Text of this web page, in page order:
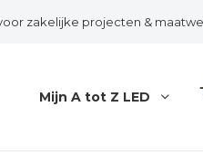
zakelijke projecten &
Mijn A tot Z LED